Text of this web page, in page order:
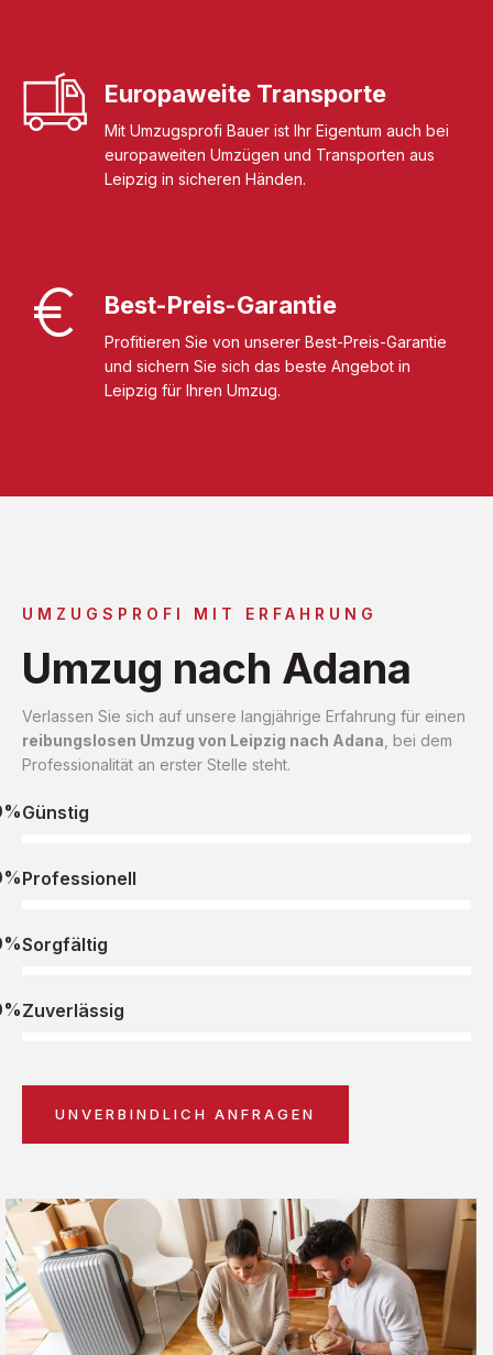
Europaweite Transporte
Mit Umzugsprofi Bauer ist Ihr Eigentum auch bei
europaweiten Umzügen und Transporten aus
Leipzig in sicheren Händen.
Best-Preis-Garantie
Profitieren Sie von unserer Best-Preis-Garantie
und sichern Sie sich das beste Angebot in
Leipzig für Ihren Umzug.
UMZUGSPROFI MIT ERFAHRUNG
Umzug nach Adana
Verlassen Sie sich auf unsere langjährige Erfahrung für einen
reibungslosen Umzug von Leipzig nach Adana , bei dem
Professionalität an erster Stelle steht.
Günstig
Professionell
Sorgfältig
Zuverlässig
UNVERBINDLICH ANFRAGEN